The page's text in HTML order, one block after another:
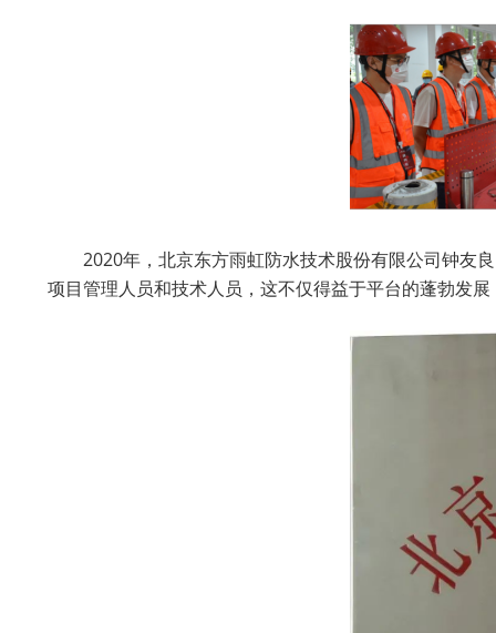
2020年，北京东方雨虹防水技术股份有限公司钟友
项目管理人员和技术人员，这不仅得益于平台的蓬勃发